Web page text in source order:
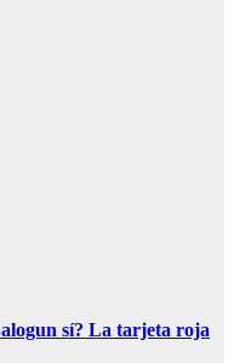
sí? La tarjeta roja